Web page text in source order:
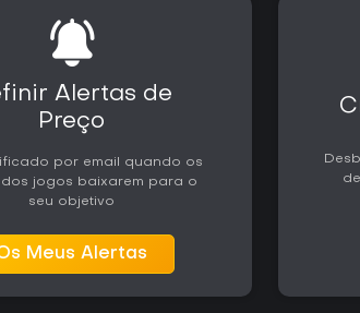
Alertas de
Preço
por email quando os
jogos baixarem para o
seu objetivo
Meus Alertas